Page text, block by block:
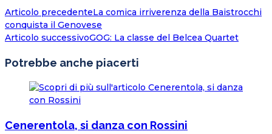
Articolo precedenteLa comica irriverenza della Baistrocchi
conquista il Genovese
Articolo successivoGOG: La classe del Belcea Quartet
Potrebbe anche piacerti
Cenerentola, si danza con Rossini